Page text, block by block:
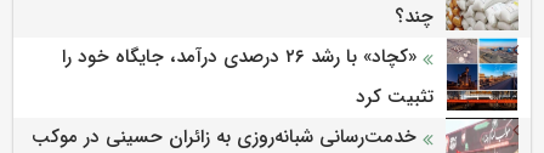
چند؟
«کچاد» با رشد ۲۶ درصدی درآمد، جایگاه خود را
تثبیت کرد
خدمت‌رسانی شبانه‌روزی به زائران حسینی در موکب